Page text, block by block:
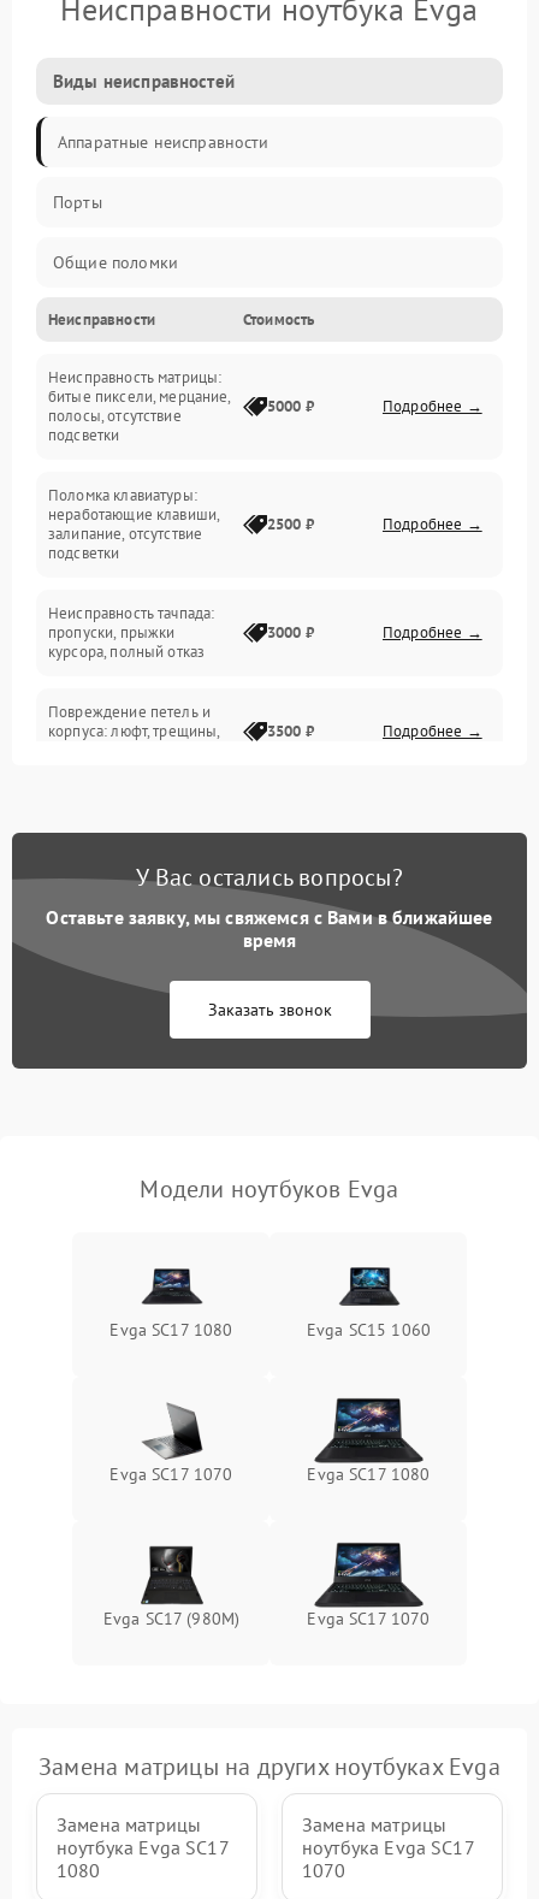
Неисправности ноутбука Evga
Виды неисправностей
Аппаратные неисправности
Порты
Общие поломки
Устройства
Программные ошибки
Электрические и системные сбои
Интерфейсные проблемы
Батарея
Сеть и интернет
Неисправности Стоимость
Неисправность матрицы:
битые пиксели, мерцание,
полосы, отсутствие
подсветки
5000 ₽ Подробнее →
Поломка клавиатуры:
неработающие клавиши,
залипание, отсутствие
подсветки
2500 ₽ Подробнее →
Неисправность тачпада:
пропуски, прыжки
курсора, полный отказ
3000 ₽ Подробнее →
Повреждение петель и
корпуса: люфт, трещины,
3500 ₽ Подробнее →
быстрая разрядка,
2500 ₽ Подробнее →
Неисправность зарядного
питания
2000 ₽ Подробнее →
неисправности кулера
пропадание диска
вылеты приложений,
синие экраны
Подробнее →
У Вас остались вопросы?
Оставьте заявку, мы свяжемся с Вами в ближайшее
время
Заказать звонок
Модели ноутбуков Evga
Evga SC17 1080 Evga SC15 1060
Evga SC17 1070 Evga SC17 1080
Evga SC17 (980M) Evga SC17 1070
Замена матрицы на других ноутбуках Evga
Замена матрицы
ноутбука Evga SC17
1080
Замена матрицы
ноутбука Evga SC17
1070